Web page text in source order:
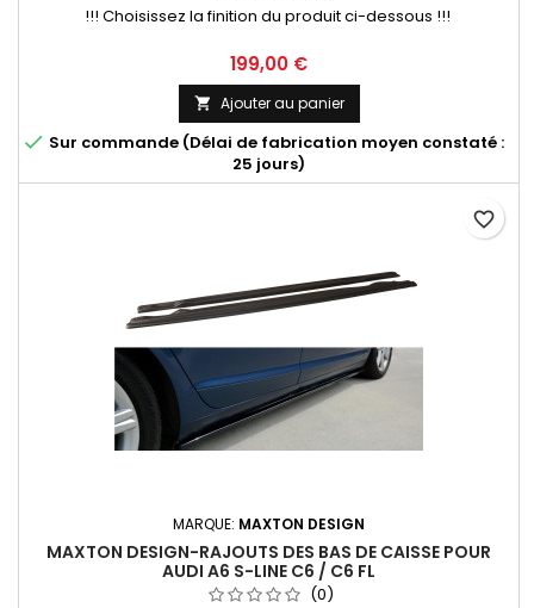
!!! Choisissez la finition du produit ci-dessous !!!
Prix
199,00 €
 Ajouter au panier
 Sur commande (Délai de fabrication moyen constaté :
25 jours)
MARQUE: MAXTON DESIGN
MAXTON DESIGN-RAJOUTS DES BAS DE CAISSE POUR
AUDI A6 S-LINE C6 / C6 FL
(0)
favorite_border